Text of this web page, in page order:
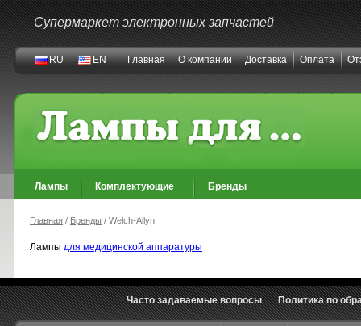
Супермаркет электронных запчастей
RU EN Главная О компании Доставка Оплата
Лампы Комплектующие Бренды
Главная / Бренды / Welch-Allyn
Лампы для медицинской аппаратуры
Часто задаваемые вопросы Политика по